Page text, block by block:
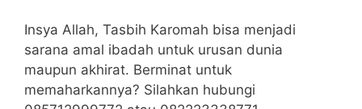
Insya Allah, Tasbih Karomah bisa menjadi
sarana amal ibadah untuk urusan dunia
maupun akhirat. Berminat untuk
memaharkannya? Silahkan hubungi